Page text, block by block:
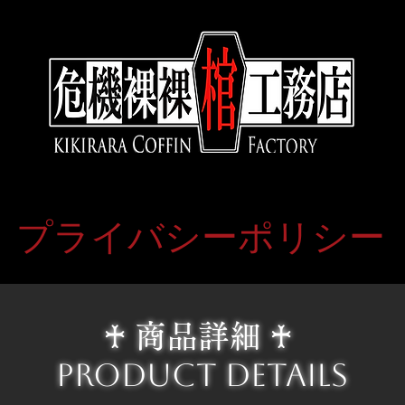
プライバシーポリシー
♰ 商品詳細 ♰
Product Details